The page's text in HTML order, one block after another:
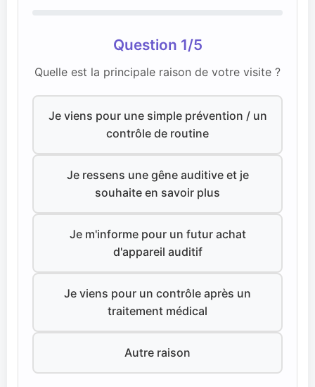
Question 1/5
Quelle est la principale raison de votre visite ?
Je viens pour une simple prévention / un
contrôle de routine
Je ressens une gêne auditive et je
souhaite en savoir plus
Je m'informe pour un futur achat
d'appareil auditif
Je viens pour un contrôle après un
traitement médical
Autre raison